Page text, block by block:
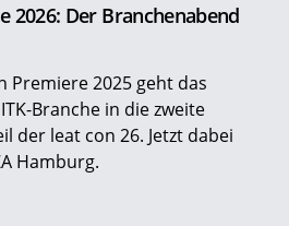
2026: Der Branchenabend
Premiere 2025 geht das
Branche in die zweite
der leat con 26. Jetzt dabei
Hamburg.